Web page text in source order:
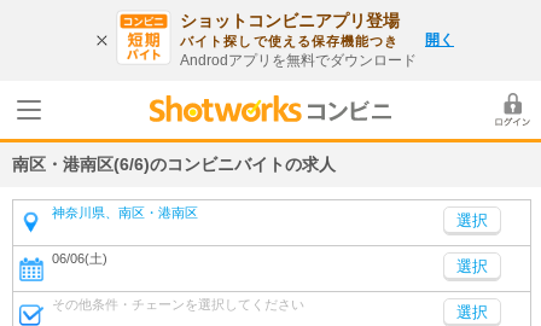
ショットコンビニアプリ登場
バイト探しで使える保存機能つき
Androdアプリを無料でダウンロード
開く
南区・港南区(6/6)のコンビニバイトの求人
神奈川県、南区・港南区
06/06(土) 選択
その他条件・チェーンを選択してください 選択